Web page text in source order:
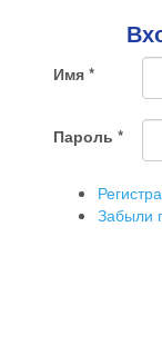
Имя *
Пароль *
Забыли